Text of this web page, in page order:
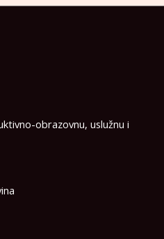
obrazovnu, uslužnu i